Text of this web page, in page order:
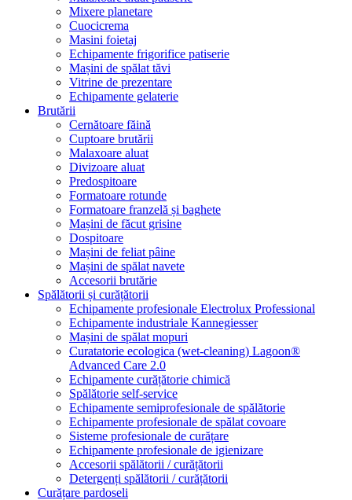
Mixere planetare
Cuocicrema
Masini foietaj
Echipamente frigorifice patiserie
Mașini de spălat tăvi
Vitrine de prezentare
Echipamente gelaterie
Brutării
Cernătoare făină
Cuptoare brutării
Malaxoare aluat
Divizoare aluat
Predospitoare
Formatoare rotunde
Formatoare franzelă și baghete
Mașini de făcut grisine
Dospitoare
Mașini de feliat pâine
Mașini de spălat navete
Accesorii brutărie
Spălătorii și curățătorii
Echipamente profesionale Electrolux Professional
Echipamente industriale Kannegiesser
Mașini de spălat mopuri
Curatatorie ecologica (wet-cleaning) Lagoon®
Advanced Care 2.0
Echipamente curățătorie chimică
Spălătorie self-service
Echipamente semiprofesionale de spălătorie
Echipamente profesionale de spălat covoare
Sisteme profesionale de curățare
Echipamente profesionale de igienizare
Accesorii spălătorii / curățătorii
Detergenți spălătorii / curățătorii
Curățare pardoseli